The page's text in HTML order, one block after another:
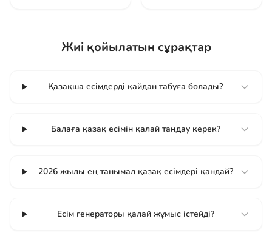
Жиі қойылатын сұрақтар
Қазақша есімдерді қайдан табуға болады?
Балаға қазақ есімін қалай таңдау керек?
2026 жылы ең танымал қазақ есімдері қандай?
Есім генераторы қалай жұмыс істейді?